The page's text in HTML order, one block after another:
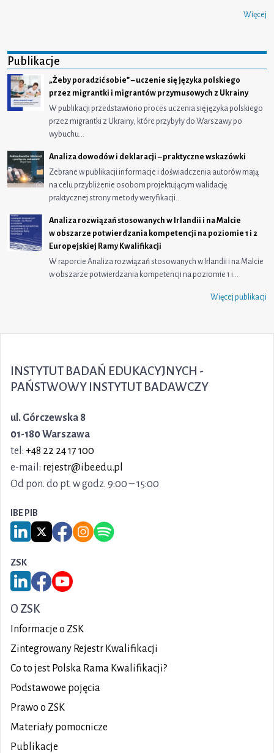
Więcej
Publikacje
„Żeby poradzić sobie” – uczenie się języka polskiego
przez migrantki i migrantów przymusowych z Ukrainy
W publikacji przedstawiono proces uczenia się języka polskiego
przez migrantki z Ukrainy, które przybyły do Warszawy po
wybuchu…
Analiza dowodów i deklaracji – praktyczne wskazówki
Zebrane w publikacji informacje i doświadczenia autorów mają
na celu przybliżenie osobom projektującym walidację
praktycznej strony metody weryfikacji…
Analiza rozwiązań stosowanych w Irlandii i na Malcie
w obszarze potwierdzania kompetencji na poziomie 1 i 2
Europejskiej Ramy Kwalifikacji
W raporcie Analiza rozwiązań stosowanych w Irlandii i na Malcie
w obszarze potwierdzania kompetencji na poziomie 1 i…
Więcej publikacji
INSTYTUT BADAŃ EDUKACYJNYCH -
PAŃSTWOWY INSTYTUT BADAWCZY
ul. Górczewska 8
01-180 Warszawa
tel: +48 22 24 17 100
e-mail: rejestr@ibe.edu.pl
Od pon. do pt. w godz. 9:00 – 15:00
IBE PIB
Link do serwisu LinkedIn IBE PIB
Link do serwisu X IBE PIB
Link do Facebook IBE PIB
Link do Instagram IBE PIB
Link do Spotify IBE PIB
ZSK
Link do serwisu LinkedIn ZSK
Link do Facebook ZSK
Link do YouTube ZSK
O ZSK
Informacje o ZSK
Zintegrowany Rejestr Kwalifikacji
Co to jest Polska Rama Kwalifikacji?
Podstawowe pojęcia
Prawo o ZSK
Materiały pomocnicze
Publikacje